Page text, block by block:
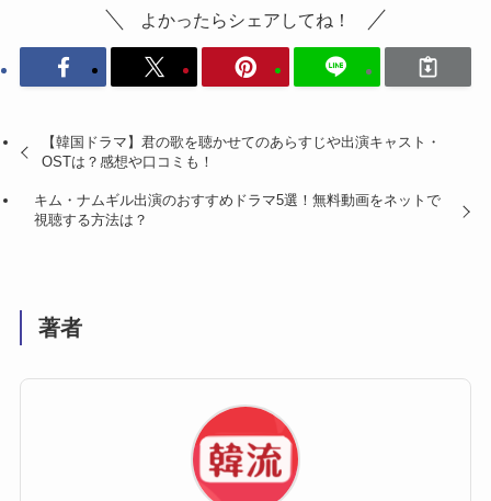
よかったらシェアしてね！
【韓国ドラマ】君の歌を聴かせてのあらすじや出演キャスト・
OSTは？感想や口コミも！
キム・ナムギル出演のおすすめドラマ5選！無料動画をネットで
視聴する方法は？
著者